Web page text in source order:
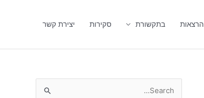
הרצאות בתקשורת סקירות יצירת קשר